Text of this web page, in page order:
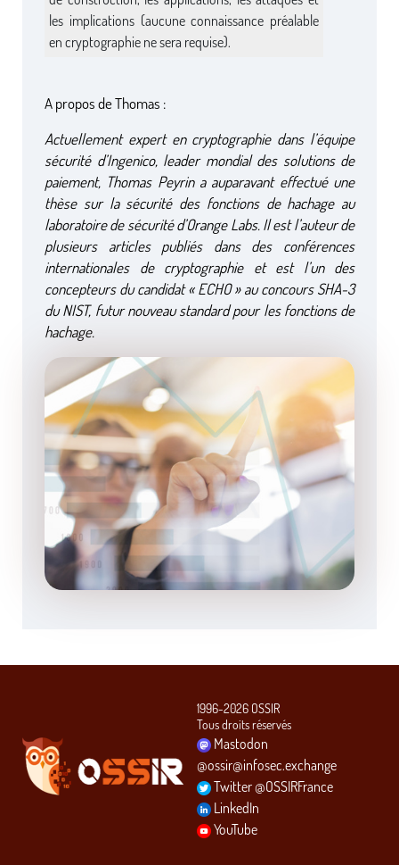
les implications (aucune connaissance préalable
en cryptographie ne sera requise).
A propos de Thomas :
Actuellement expert en cryptographie dans l’équipe
sécurité d’Ingenico, leader mondial des solutions de
paiement, Thomas Peyrin a auparavant effectué une
thèse sur la sécurité des fonctions de hachage au
laboratoire de sécurité d’Orange Labs. Il est l’auteur de
plusieurs articles publiés dans des conférences
internationales de cryptographie et est l’un des
concepteurs du candidat « ECHO » au concours SHA-3
du NIST, futur nouveau standard pour les fonctions de
hachage.
1996-2026 OSSIR
Tous droits réservés
Mastodon
@ossir@infosec.exchange
Twitter @OSSIRFrance
LinkedIn
YouTube